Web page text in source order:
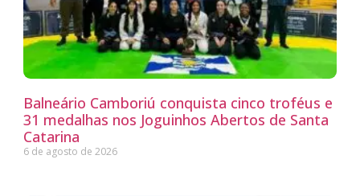
Balneário Camboriú conquista cinco troféus e
31 medalhas nos Joguinhos Abertos de Santa
Catarina
6 de agosto de 2026